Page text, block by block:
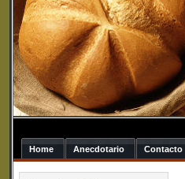
Home Anecdotario Contacto